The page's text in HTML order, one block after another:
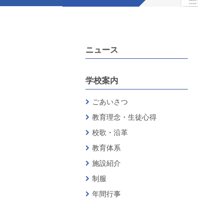
ニュース
学校案内
ごあいさつ
教育理念・生徒心得
校歌・沿革
教育体系
施設紹介
制服
年間行事